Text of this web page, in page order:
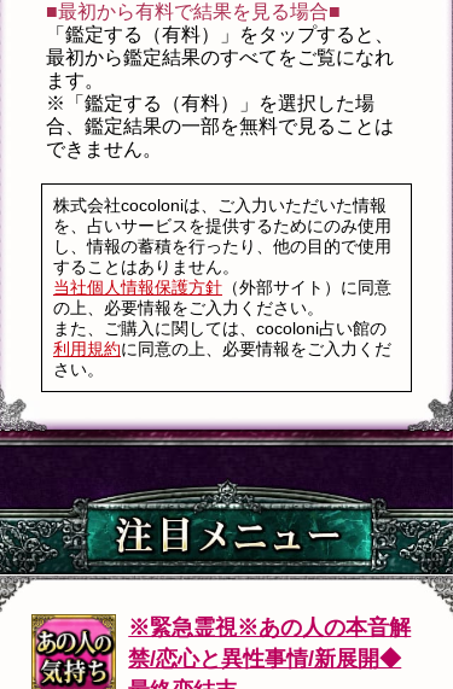
■最初から有料で結果を見る場合■
「鑑定する（有料）」をタップすると、
最初から鑑定結果のすべてをご覧になれ
ます。
※「鑑定する（有料）」を選択した場
合、鑑定結果の一部を無料で見ることは
できません。
株式会社cocoloniは、ご入力いただいた情報
を、占いサービスを提供するためにのみ使用
し、情報の蓄積を行ったり、他の目的で使用
することはありません。
当社個人情報保護方針（外部サイト）に同意
の上、必要情報をご入力ください。
また、ご購入に関しては、cocoloni占い館の
利用規約に同意の上、必要情報をご入力くだ
さい。
※緊急霊視※あの人の本音解
禁/恋心と異性事情/新展開◆